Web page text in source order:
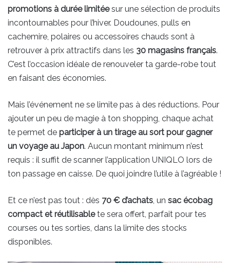
promotions à durée limitéesur une sélection de produits
incontournables pour l’hiver. Doudounes, pulls en
cachemire, polaires ou accessoires chauds sont à
retrouver à prix attractifs dans les 30 magasins français.
C’est l’occasion idéale de renouveler ta garde-robe tout
en faisant des économies.
Mais l’événement ne se limite pas à des réductions. Pour
ajouter un peu de magie à ton shopping, chaque achat
te permet de participer à un tirage au sort pour gagner
un voyage au Japon. Aucun montant minimum n’est
requis : il suffit de scanner l’application UNIQLO lors de
ton passage en caisse. De quoi joindre l’utile à l’agréable !
Et ce n’est pas tout : dès 70 € d’achats, un sac écobag
compact et réutilisablete sera offert, parfait pour tes
courses ou tes sorties, dans la limite des stocks
disponibles.